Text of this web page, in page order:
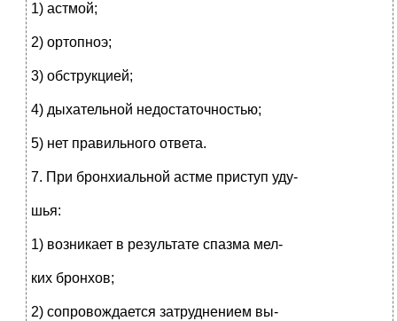
1) астмой;
2) ортопноэ;
3) обструкцией;
4) дыхательной недостаточностью;
5) нет правильного ответа.
7. При бронхиальной астме приступ уду-
шья:
1) возникает в результате спазма мел-
ких бронхов;
2) сопровождается затруднением вы-